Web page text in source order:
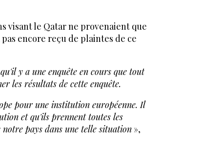
visant le Qatar ne provenaient que
encore reçu de plaintes de ce
y a une enquête en cours que tout
les résultats de cette enquête.
pour une institution européenne. Il
et qu'ils prennent toutes les
pays dans une telle situation »,